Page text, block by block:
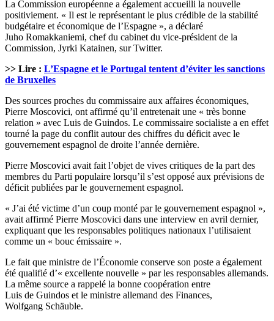
La Commission européenne a également accueilli la nouvelle
positiviement. « Il est le représentant le plus crédible de la stabilité
budgétaire et économique de l’Espagne », a déclaré
Juho Romakkaniemi, chef du cabinet du vice-président de la
Commission, Jyrki Katainen, sur Twitter.
>> Lire : L’Espagne et le Portugal tentent d’éviter les sanctions
de Bruxelles
Des sources proches du commissaire aux affaires économiques,
Pierre Moscovici, ont affirmé qu’il entretenait une « très bonne
relation » avec Luis de Guindos. Le commissaire socialiste a en effet
tourné la page du conflit autour des chiffres du déficit avec le
gouvernement espagnol de droite l’année dernière.
Pierre Moscovici avait fait l’objet de vives critiques de la part des
membres du Parti populaire lorsqu’il s’est opposé aux prévisions de
déficit publiées par le gouvernement espagnol.
« J’ai été victime d’un coup monté par le gouvernement espagnol »,
avait affirmé Pierre Moscovici dans une interview en avril dernier,
expliquant que les responsables politiques nationaux l’utilisaient
comme un « bouc émissaire ».
Le fait que ministre de l’Économie conserve son poste a également
été qualifié d’« excellente nouvelle » par les responsables allemands.
La même source a rappelé la bonne coopération entre
Luis de Guindos et le ministre allemand des Finances,
Wolfgang Schäuble.